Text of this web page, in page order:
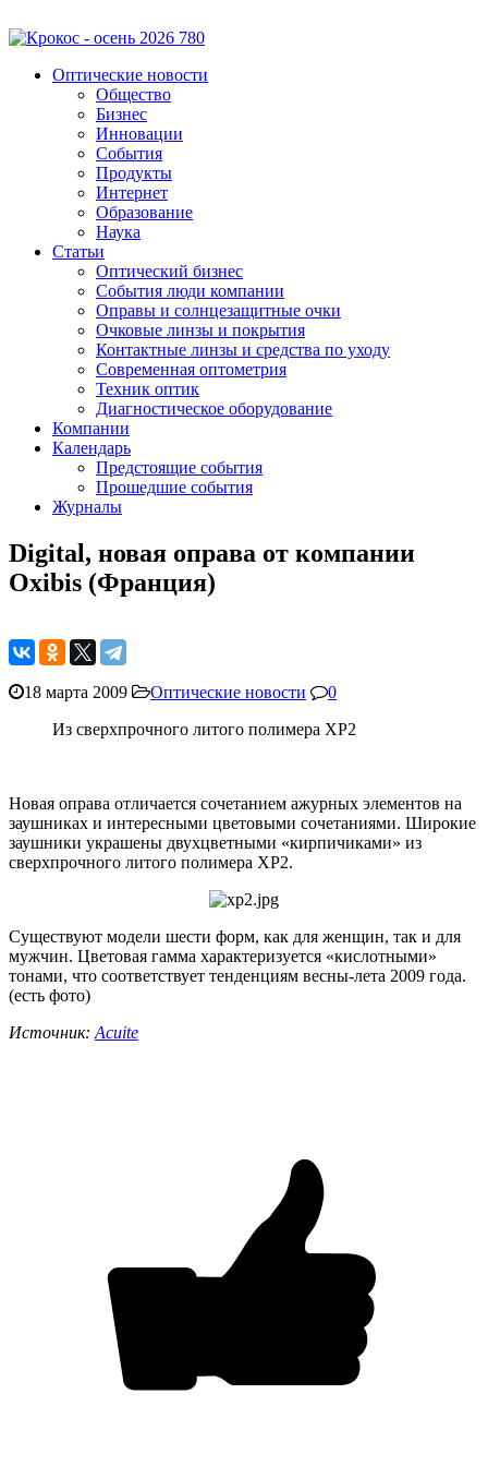
Оптические новости
Общество
Бизнес
Инновации
События
Продукты
Интернет
Образование
Наука
Статьи
Оптический бизнес
События люди компании
Оправы и солнцезащитные очки
Очковые линзы и покрытия
Контактные линзы и средства по уходу
Современная оптометрия
Техник оптик
Диагностическое оборудование
Компании
Календарь
Предстоящие события
Прошедшие события
Журналы
Digital, новая оправа от компании
Oxibis (Франция)
18 марта 2009 Оптические новости
0
Из сверхпрочного литого полимера ХР2
Новая оправа отличается сочетанием ажурных элементов на
заушниках и интересными цветовыми сочетаниями. Широкие
заушники украшены двухцветными «кирпичиками» из
сверхпрочного литого полимера ХР2.
Существуют модели шести форм, как для женщин, так и для
мужчин. Цветовая гамма характеризуется «кислотными»
тонами, что соответствует тенденциям весны-лета 2009 года.
(есть фото)
Источник: Acuite